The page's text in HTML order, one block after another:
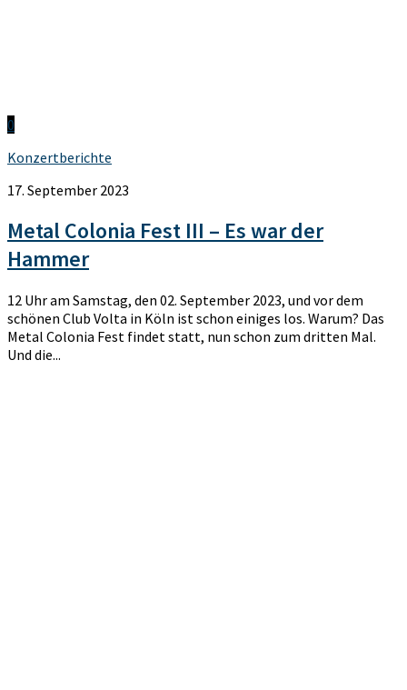
0
Konzertberichte
17. September 2023
Metal Colonia Fest III – Es war der
Hammer
12 Uhr am Samstag, den 02. September 2023, und vor dem
schönen Club Volta in Köln ist schon einiges los. Warum? Das
Metal Colonia Fest findet statt, nun schon zum dritten Mal.
Und die...